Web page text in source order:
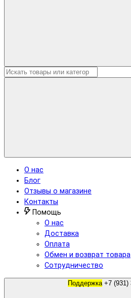
О нас
Блог
Отзывы о магазине
Контакты
Помощь
О нас
Доставка
Оплата
Обмен и возврат товара
Сотрудничество
Поддержка